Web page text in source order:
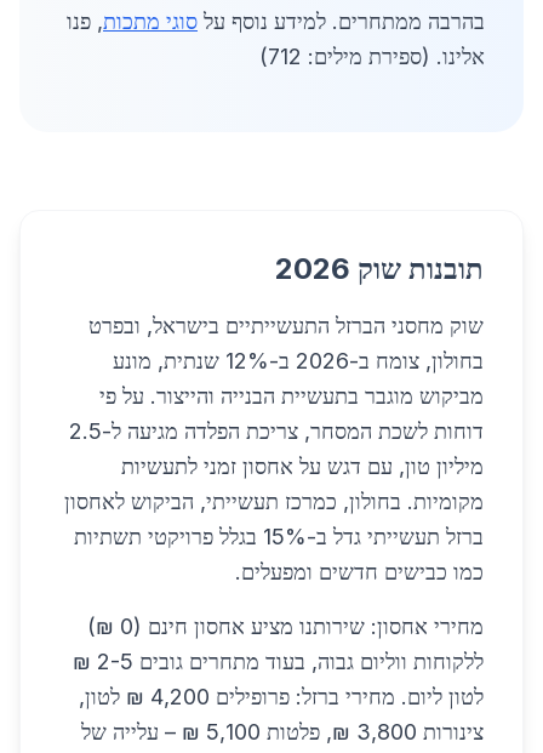
בהרבה ממתחרים. למידע נוסף על סוגי מתכות, פנו
אלינו. (ספירת מילים: 712)
תובנות שוק 2026
שוק מחסני הברזל התעשייתיים בישראל, ובפרט
בחולון, צומח ב-2026 ב-12% שנתית, מונע
מביקוש מוגבר בתעשיית הבנייה והייצור. על פי
דוחות לשכת המסחר, צריכת הפלדה מגיעה ל-2.5
מיליון טון, עם דגש על אחסון זמני לתעשיות
מקומיות. בחולון, כמרכז תעשייתי, הביקוש לאחסון
ברזל תעשייתי גדל ב-15% בגלל פרויקטי תשתיות
כמו כבישים חדשים ומפעלים.
מחירי אחסון: שירותנו מציע אחסון חינם (0 ₪)
ללקוחות ווליום גבוה, בעוד מתחרים גובים 2-5 ₪
לטון ליום. מחירי ברזל: פרופילים 4,200 ₪ לטון,
צינורות 3,800 ₪, פלטות 5,100 ₪ – עלייה של